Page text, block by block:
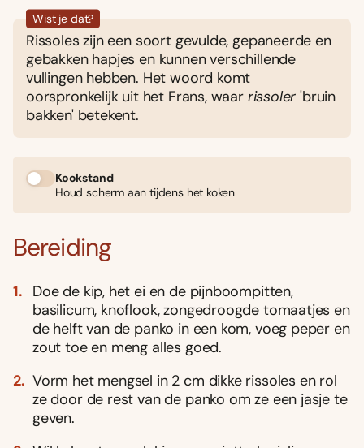
Wist je dat?
Rissoles zijn een soort gevulde, gepaneerde en
gebakken hapjes en kunnen verschillende
vullingen hebben. Het woord komt
oorspronkelijk uit het Frans, waar rissoler 'bruin
bakken' betekent.
Kookstand
Houd scherm aan tijdens het koken
Bereiding
Doe de kip, het ei en de pijnboompitten,
basilicum, knoflook, zongedroogde tomaatjes en
de helft van de panko in een kom, voeg peper en
zout toe en meng alles goed.
Vorm het mengsel in 2 cm dikke rissoles en rol
ze door de rest van de panko om ze een jasje te
geven.